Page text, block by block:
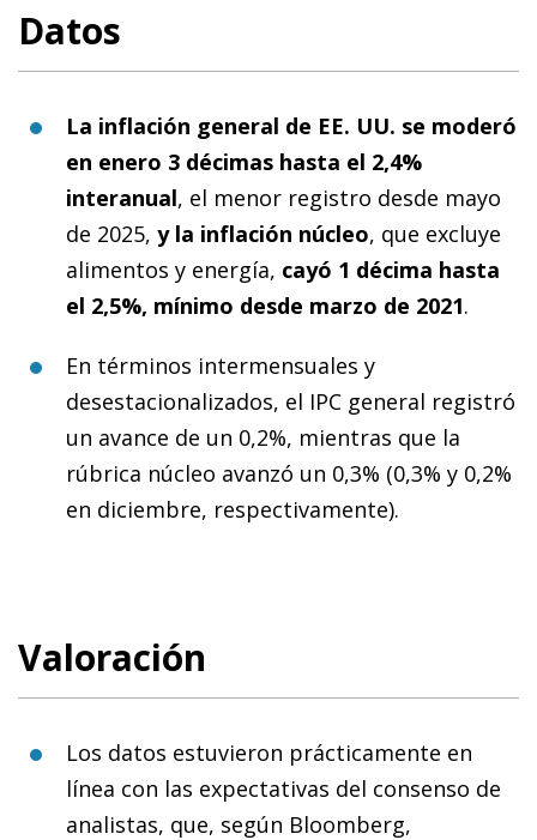
Datos
La inflación general de EE. UU. se moderó
en enero 3 décimas hasta el 2,4%
interanual, el menor registro desde mayo
de 2025, y la inflación núcleo, que excluye
alimentos y energía, cayó 1 décima hasta
el 2,5%, mínimo desde marzo de 2021.
En términos intermensuales y
desestacionalizados, el IPC general registró
un avance de un 0,2%, mientras que la
rúbrica núcleo avanzó un 0,3% (0,3% y 0,2%
en diciembre, respectivamente).
Valoración
Los datos estuvieron prácticamente en
línea con las expectativas del consenso de
analistas, que, según Bloomberg,